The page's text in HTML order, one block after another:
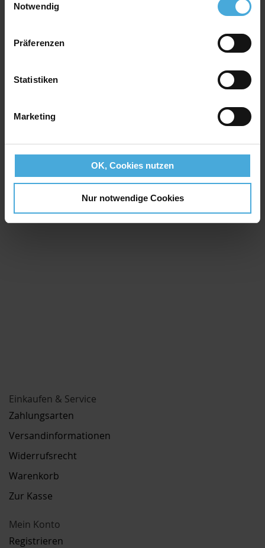
Notwendig
Präferenzen
Statistiken
Marketing
OK, Cookies nutzen
Nur notwendige Cookies
Einkaufen & Service
Zahlungsarten
Versandinformationen
Widerrufsrecht
Warenkorb
Zur Kasse
Mein Konto
Registrieren